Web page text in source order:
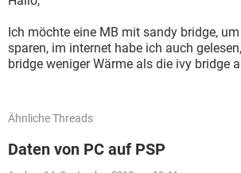
Ich möchte eine MB mit sandy bridge,
sparen, im internet habe ich auch
bridge weniger Wärme als die ivy bridge
Ähnliche Threads
Daten von PC auf PSP